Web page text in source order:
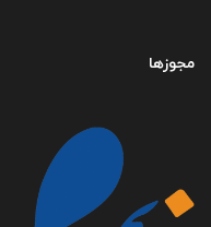
مجوزها